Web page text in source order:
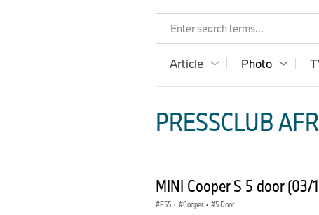
Enter search terms...
Article Photo
PRESSCLUB
MINI Cooper S 5 door (03/
F55 · Cooper · 5 Door